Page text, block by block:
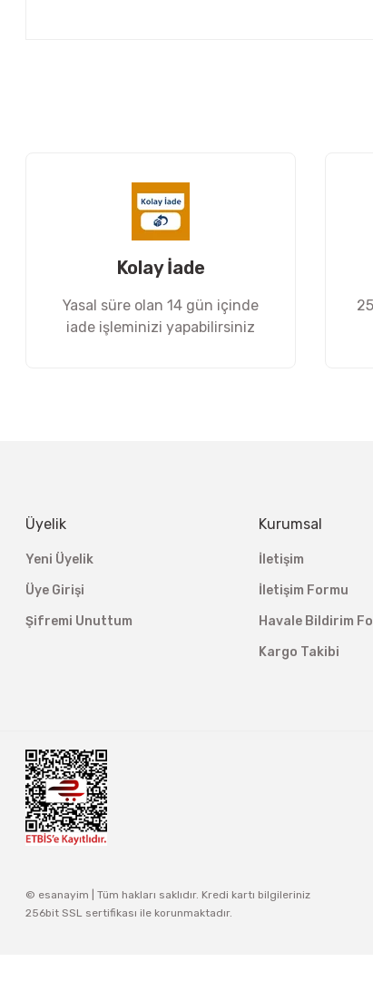
Ürün fiyatı diğer sitelerden daha pahalı.
Kolay İade
Yasal süre olan 14 gün içinde
iade işleminizi yapabilirsiniz
Üyelik
Yeni Üyelik
Üye Girişi
Şifremi Unuttum
Kurumsal
İletişim
İletişim Formu
Havale Bildirim
Kargo Takibi
© esanayim | Tüm hakları saklıdır. Kredi kartı bilgileriniz
256bit SSL sertifikası ile korunmaktadır.